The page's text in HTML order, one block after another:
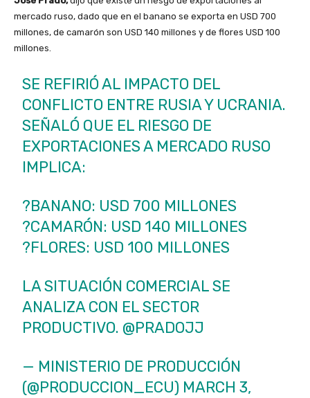
mercado ruso, dado que en el banano se exporta en USD 700
millones, de camarón son USD 140 millones y de flores USD 100
millones.
SE REFIRIÓ AL IMPACTO DEL
CONFLICTO ENTRE RUSIA Y UCRANIA.
SEÑALÓ QUE EL RIESGO DE
EXPORTACIONES A MERCADO RUSO
IMPLICA:
?BANANO: USD 700 MILLONES
?CAMARÓN: USD 140 MILLONES
?FLORES: USD 100 MILLONES
LA SITUACIÓN COMERCIAL SE
ANALIZA CON EL SECTOR
PRODUCTIVO. @PRADOJJ
— MINISTERIO DE PRODUCCIÓN
(@PRODUCCION_ECU) MARCH 3,